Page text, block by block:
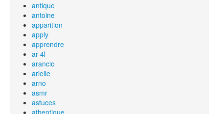
antique
antoine
apparition
apply
apprendre
ar-4l
arancio
arielle
arno
asmr
astuces